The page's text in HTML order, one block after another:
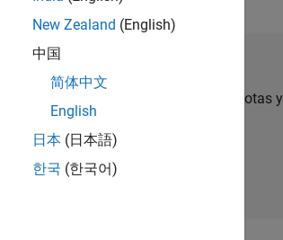
Súmese a Talent Network
de empleo personalizadas, anécdotas y
noticias sobre la empresa.
Súmese hoy mismo
New Zealand (English)
中国
简体中文
English
日本 (日本語)
한국 (한국어)